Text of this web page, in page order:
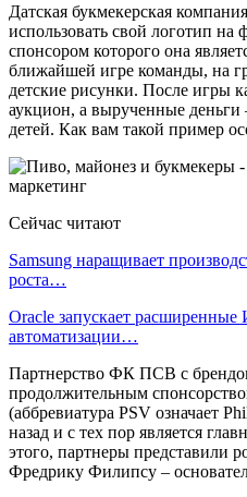
Датская букмекерская
использовать свой логотип
спонсором которого она
ближайшей игре команды, на
детские рисунки. После игры
аукцион, а вырученные деньги
детей. Как вам такой пример
Сейчас читают
Samsung наращивает
роста…
Oracle запускает расширенные
автоматизации…
Партнерство ФК ПСВ с
продолжительным
(аббревиатура PSV означает
назад и с тех пор является
этого, партнеры представили
Фредрику Филипсу –